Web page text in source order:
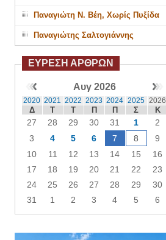
Παναγιώτη Ν. Βέη, Χωρίς Πυξίδα
Παναγιώτης Σαλτογιάννης
ΕΥΡΕΣΗ ΑΡΘΡΩΝ
Αυγ 2026
2020 2021 2022 2023 2024 2025 2026
Δ Τ Τ Π Π Σ Κ
27 28 29 30 31 1
2
3
4 5 6 7 8
9
10
11 12 13 14 15
16
17
18 19 20 21 22
23
24
25 26 27 28 29
30
31
1 2 3 4 5 6